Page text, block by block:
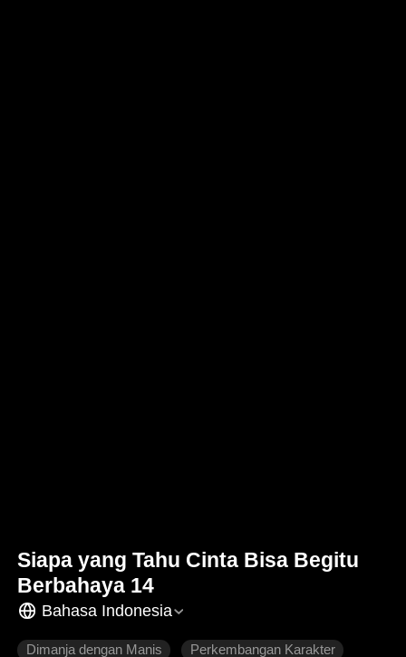
Siapa yang Tahu Cinta Bisa Begitu
Berbahaya 14
Bahasa Indonesia
Dimanja dengan Manis Perkembangan Karakter